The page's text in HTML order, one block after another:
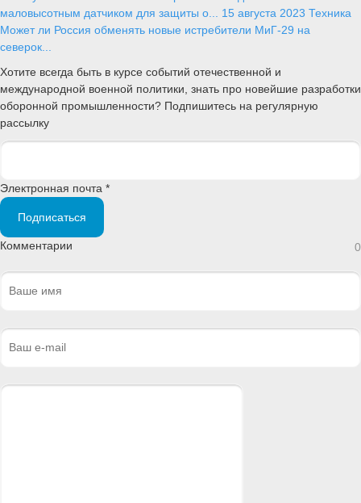
маловысотным датчиком для защиты о... 15 августа 2023 Техника
Может ли Россия обменять новые истребители МиГ-29 на
северок...
Хотите всегда быть в курсе событий отечественной и
международной военной политики, знать про новейшие разработки
оборонной промышленности? Подпишитесь на регулярную
рассылку
Электронная почта *
Подписаться
Комментарии 0